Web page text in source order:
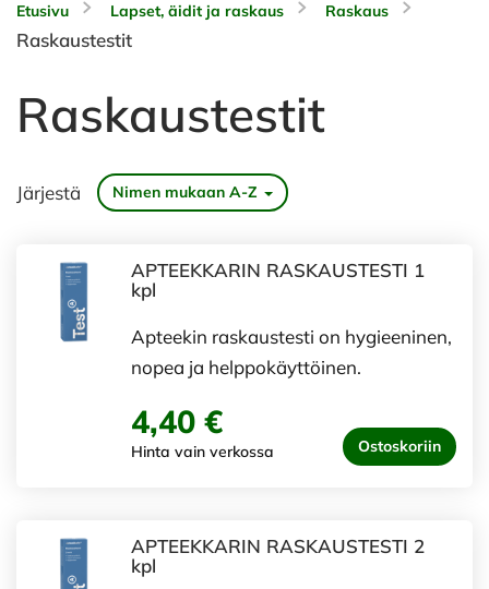
Etusivu Lapset, äidit ja raskaus Raskaus
Raskaustestit
Raskaustestit
Järjestä Nimen mukaan A-Z
APTEEKKARIN RASKAUSTESTI 1
kpl
Apteekin raskaustesti on hygieeninen,
nopea ja helppokäyttöinen.
4,40 €
Hinta vain verkossa Ostoskoriin
APTEEKKARIN RASKAUSTESTI 2
kpl